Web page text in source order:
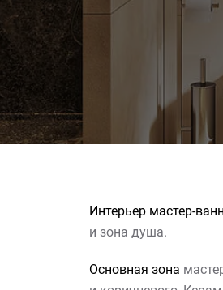
Интерьер мастер-
и зона душа.
Основная зона